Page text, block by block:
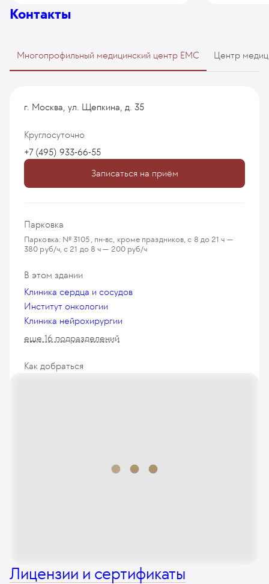
Контакты
Многопрофильный медицинский центр EMC Центр
г. Москва, ул. Щепкина, д. 35
Круглосуточно
+7 (495) 933-66-55
Записаться на приём
Парковка
Парковка: № 3105, пн-вс, кроме праздников, с 8 до 21 ч —
380 руб/ч, с 21 до 8 ч — 200 руб/ч
В этом здании
Клиника сердца и сосудов
Институт онкологии
Клиника нейрохирургии
еще 16 подразделений
Как добраться
Лицензии и сертификаты